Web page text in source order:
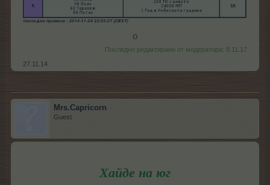
о​
Последно редактирано от модератора: 8.11.17
27.11.14
Mrs.Capricorn
Guest
Хайде на юг